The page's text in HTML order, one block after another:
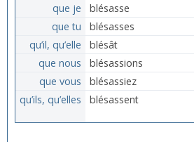
que je
blésasse
que tu
blésasses
qu’il, qu’elle
blésât
que nous
blésassions
que vous
blésassiez
qu’ils, qu’elles
blésassent